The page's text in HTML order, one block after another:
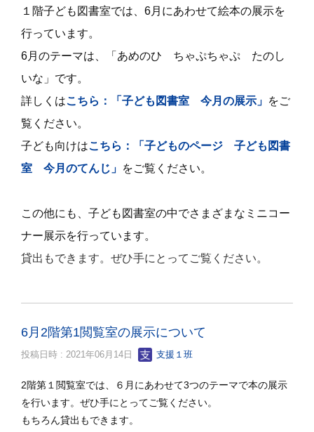
１階子ども図書室では、6月にあわせて絵本の展示を
行っています。
6月のテーマは、「あめのひ ちゃぷちゃぷ たのし
いな」です。
詳しくはこちら：「子ども図書室 今月の展示」 をご
覧ください。
子ども向けはこちら：「子どものページ 子ども図書
室 今月のてんじ」 をご覧ください。
この他にも、子ども図書室の中でさまざまなミニコー
ナー展示を行っています。
貸出もできます。ぜひ手にとってご覧ください。
6月2階第1閲覧室の展示について
投稿日時 : 2021年06月14日 支援１班
2階第１閲覧室では、６月にあわせて3つのテーマで本の展示
を行います。ぜひ手にとってご覧ください。
もちろん貸出もできます。